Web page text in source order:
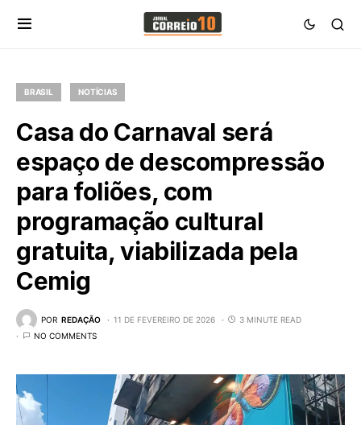
BRASIL NOTÍCIAS
Casa do Carnaval será
espaço de descompressão
para foliões, com
programação cultural
gratuita, viabilizada pela
Cemig
POR REDAÇÃO 11 DE FEVEREIRO DE 2026
3 MINUTE READ
NO COMMENTS